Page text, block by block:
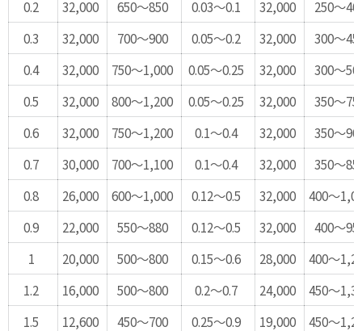
0.2
32,000 650～850 0.03～0.1 32,000
250～
0.3
32,000 700～900 0.05～0.2 32,000
300～
0.4
32,000 750～1,000 0.05～0.25 32,000
300～
0.5
32,000 800～1,200 0.05～0.25 32,000
350～
0.6
32,000 750～1,200 0.1～0.4 32,000
350～
0.7
30,000 700～1,100 0.1～0.4 32,000
350～
0.8
26,000 600～1,000 0.12～0.5 32,000
400～
0.9
22,000 550～880 0.12～0.5 32,000
400～
1
20,000 500～800 0.15～0.6 28,000
400～
1.2
16,000 500～800 0.2～0.7 24,000
450～
1.5
12,600 450～700 0.25～0.9 19,000
450～